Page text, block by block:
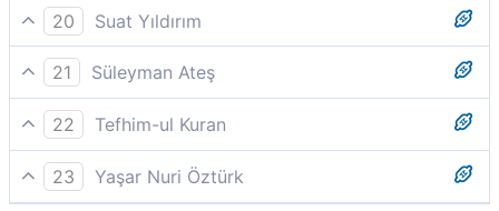
Sinsi/(Allah anıldığında geri, kaçan) vesvesecinin
şerrinden,
20
Suat Yıldırım
O sinsi şeytanın şerrinden
21
Süleyman Ateş
O sinsi vesvesecinin şerrinden.
22
Tefhim-ul Kuran
´Sinsice kalplere vesvese ve kuşku düşürüp duran´
vesvesecinin şerrinden.
23
Yaşar Nuri Öztürk